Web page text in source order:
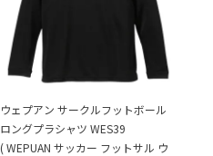
ウェプアン サークルフットボール
ロングプラシャツ WES39
( WEPUAN サッカー フットサル ウ